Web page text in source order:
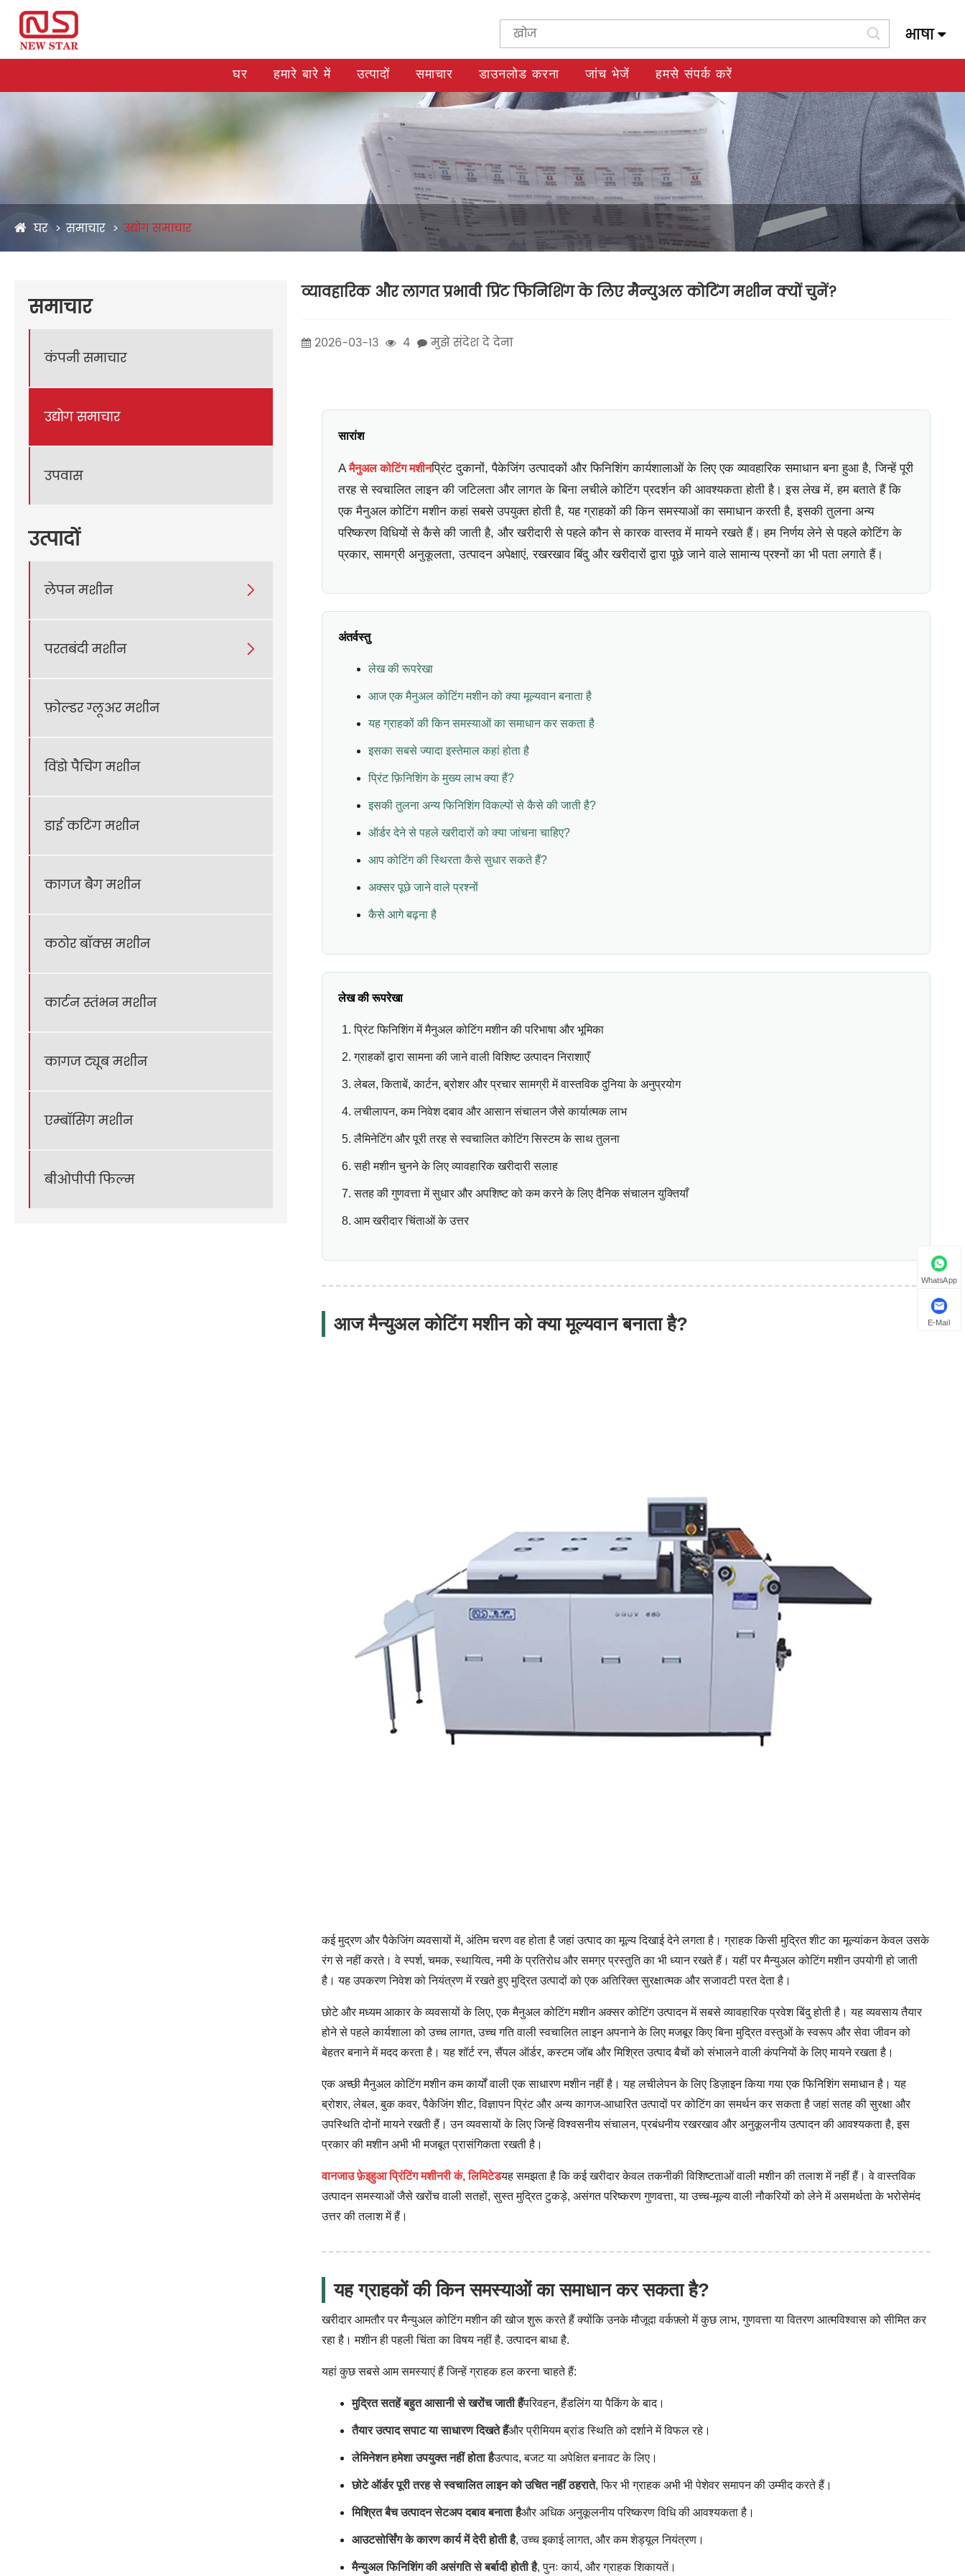
भाषा
घर हमारे बारे में उत्पादों समाचार डाउनलोड करना जांच भेजें हमसे संपर्क करें
घर समाचार उद्योग समाचार
समाचार
कंपनी समाचार
उद्योग समाचार
उपवास
उत्पादों
लेपन मशीन 
परतबंदी मशीन 
फ़ोल्डर ग्लूअर मशीन
विंडो पैचिंग मशीन
डाई कटिंग मशीन
कागज बैग मशीन
कठोर बॉक्स मशीन
कार्टन स्तंभन मशीन
कागज ट्यूब मशीन
एम्बॉसिंग मशीन
बीओपीपी फिल्म
व्यावहारिक और लागत प्रभावी प्रिंट फिनिशिंग के लिए मैन्युअल कोटिंग मशीन क्यों चुनें?
2026-03-13 4 मुझे संदेश दे देना
सारांश
Aमैनुअल कोटिंग मशीनप्रिंट दुकानों, पैकेजिंग उत्पादकों और फिनिशिंग कार्यशालाओं के लिए एक व्यावहारिक समाधान बना हुआ है, जिन्हें पूरी
तरह से स्वचालित लाइन की जटिलता और लागत के बिना लचीले कोटिंग प्रदर्शन की आवश्यकता होती है। इस लेख में, हम बताते हैं कि
एक मैनुअल कोटिंग मशीन कहां सबसे उपयुक्त होती है, यह ग्राहकों की किन समस्याओं का समाधान करती है, इसकी तुलना अन्य
परिष्करण विधियों से कैसे की जाती है, और खरीदारी से पहले कौन से कारक वास्तव में मायने रखते हैं। हम निर्णय लेने से पहले कोटिंग के
प्रकार, सामग्री अनुकूलता, उत्पादन अपेक्षाएं, रखरखाव बिंदु और खरीदारों द्वारा पूछे जाने वाले सामान्य प्रश्नों का भी पता लगाते हैं।
अंतर्वस्तु
लेख की रूपरेखा
आज एक मैनुअल कोटिंग मशीन को क्या मूल्यवान बनाता है
यह ग्राहकों की किन समस्याओं का समाधान कर सकता है
इसका सबसे ज्यादा इस्तेमाल कहां होता है
प्रिंट फ़िनिशिंग के मुख्य लाभ क्या हैं?
इसकी तुलना अन्य फिनिशिंग विकल्पों से कैसे की जाती है?
ऑर्डर देने से पहले खरीदारों को क्या जांचना चाहिए?
आप कोटिंग की स्थिरता कैसे सुधार सकते हैं?
अक्सर पूछे जाने वाले प्रश्नों
कैसे आगे बढ़ना है
लेख की रूपरेखा
प्रिंट फिनिशिंग में मैनुअल कोटिंग मशीन की परिभाषा और भूमिका
ग्राहकों द्वारा सामना की जाने वाली विशिष्ट उत्पादन निराशाएँ
लेबल, किताबें, कार्टन, ब्रोशर और प्रचार सामग्री में वास्तविक दुनिया के अनुप्रयोग
लचीलापन, कम निवेश दबाव और आसान संचालन जैसे कार्यात्मक लाभ
लैमिनेटिंग और पूरी तरह से स्वचालित कोटिंग सिस्टम के साथ तुलना
सही मशीन चुनने के लिए व्यावहारिक खरीदारी सलाह
सतह की गुणवत्ता में सुधार और अपशिष्ट को कम करने के लिए दैनिक संचालन युक्तियाँ
आम खरीदार चिंताओं के उत्तर
आज मैन्युअल कोटिंग मशीन को क्या मूल्यवान बनाता है?
कई मुद्रण और पैकेजिंग व्यवसायों में, अंतिम चरण वह होता है जहां उत्पाद का मूल्य दिखाई देने लगता है। ग्राहक किसी मुद्रित शीट का मूल्यांकन केवल उसके
रंग से नहीं करते। वे स्पर्श, चमक, स्थायित्व, नमी के प्रतिरोध और समग्र प्रस्तुति का भी ध्यान रखते हैं। यहीं पर मैन्युअल कोटिंग मशीन उपयोगी हो जाती
है। यह उपकरण निवेश को नियंत्रण में रखते हुए मुद्रित उत्पादों को एक अतिरिक्त सुरक्षात्मक और सजावटी परत देता है।
छोटे और मध्यम आकार के व्यवसायों के लिए, एक मैनुअल कोटिंग मशीन अक्सर कोटिंग उत्पादन में सबसे व्यावहारिक प्रवेश बिंदु होती है। यह व्यवसाय तैयार
होने से पहले कार्यशाला को उच्च लागत, उच्च गति वाली स्वचालित लाइन अपनाने के लिए मजबूर किए बिना मुद्रित वस्तुओं के स्वरूप और सेवा जीवन को
बेहतर बनाने में मदद करता है। यह शॉर्ट रन, सैंपल ऑर्डर, कस्टम जॉब और मिश्रित उत्पाद बैचों को संभालने वाली कंपनियों के लिए मायने रखता है।
एक अच्छी मैनुअल कोटिंग मशीन कम कार्यों वाली एक साधारण मशीन नहीं है। यह लचीलेपन के लिए डिज़ाइन किया गया एक फिनिशिंग समाधान है। यह
ब्रोशर, लेबल, बुक कवर, पैकेजिंग शीट, विज्ञापन प्रिंट और अन्य कागज-आधारित उत्पादों पर कोटिंग का समर्थन कर सकता है जहां सतह की सुरक्षा और
उपस्थिति दोनों मायने रखती हैं। उन व्यवसायों के लिए जिन्हें विश्वसनीय संचालन, प्रबंधनीय रखरखाव और अनुकूलनीय उत्पादन की आवश्यकता है, इस
प्रकार की मशीन अभी भी मजबूत प्रासंगिकता रखती है।
वानजाउ फ़ेइहुआ प्रिंटिंग मशीनरी कं, लिमिटेडयह समझता है कि कई खरीदार केवल तकनीकी विशिष्टताओं वाली मशीन की तलाश में नहीं हैं। वे वास्तविक
उत्पादन समस्याओं जैसे खरोंच वाली सतहों, सुस्त मुद्रित टुकड़े, असंगत परिष्करण गुणवत्ता, या उच्च-मूल्य वाली नौकरियों को लेने में असमर्थता के भरोसेमंद
उत्तर की तलाश में हैं।
यह ग्राहकों की किन समस्याओं का समाधान कर सकता है?
खरीदार आमतौर पर मैन्युअल कोटिंग मशीन की खोज शुरू करते हैं क्योंकि उनके मौजूदा वर्कफ़्लो में कुछ लाभ, गुणवत्ता या वितरण आत्मविश्वास को सीमित कर
रहा है। मशीन ही पहली चिंता का विषय नहीं है. उत्पादन बाधा है.
यहां कुछ सबसे आम समस्याएं हैं जिन्हें ग्राहक हल करना चाहते हैं:
मुद्रित सतहें बहुत आसानी से खरोंच जाती हैंपरिवहन, हैंडलिंग या पैकिंग के बाद।
तैयार उत्पाद सपाट या साधारण दिखते हैंऔर प्रीमियम ब्रांड स्थिति को दर्शाने में विफल रहे।
लेमिनेशन हमेशा उपयुक्त नहीं होता हैउत्पाद, बजट या अपेक्षित बनावट के लिए।
छोटे ऑर्डर पूरी तरह से स्वचालित लाइन को उचित नहीं ठहराते, फिर भी ग्राहक अभी भी पेशेवर समापन की उम्मीद करते हैं।
मिश्रित बैच उत्पादन सेटअप दबाव बनाता हैऔर अधिक अनुकूलनीय परिष्करण विधि की आवश्यकता है।
आउटसोर्सिंग के कारण कार्य में देरी होती है, उच्च इकाई लागत, और कम शेड्यूल नियंत्रण।
मैन्युअल फिनिशिंग की असंगति से बर्बादी होती है, पुनः कार्य, और ग्राहक शिकायतें।
WhatsApp
E-Mail